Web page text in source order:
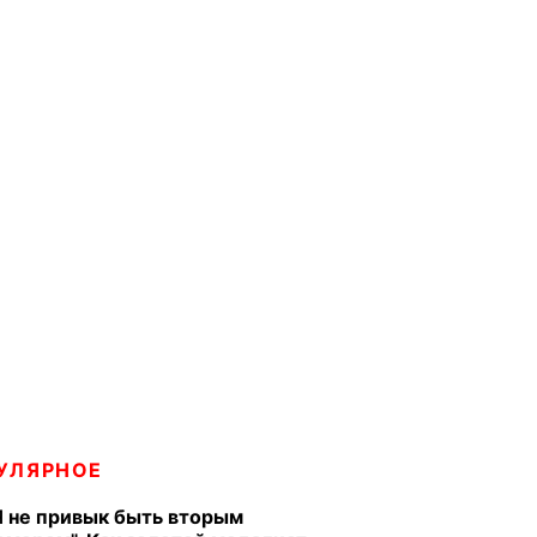
не привык быть вторым